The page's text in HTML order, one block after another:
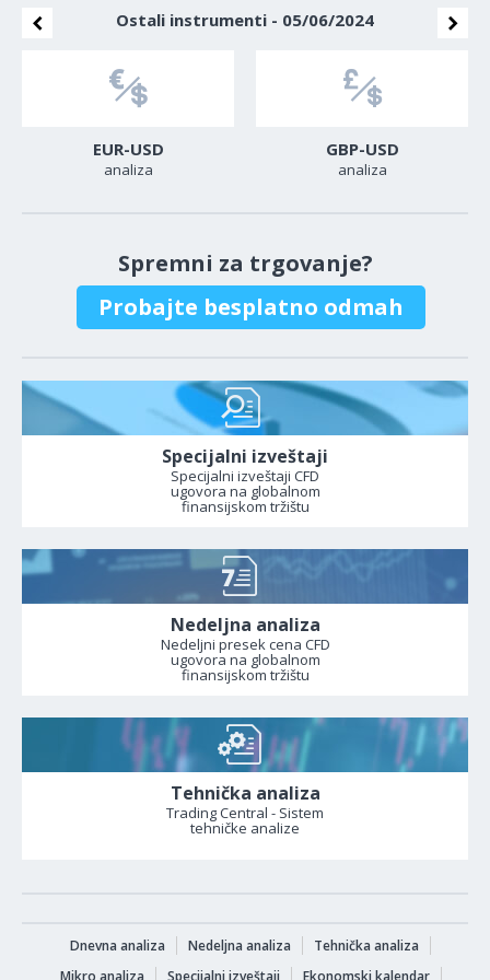
Ostali instrumenti - 05/06/2024
EUR-USD
analiza
GBP-USD
analiza
Spremni za trgovanje?
Probajte besplatno odmah
Specijalni izveštaji
Specijalni izveštaji CFD
ugovora na globalnom
finansijskom tržištu
Nedeljna analiza
Nedeljni presek cena CFD
ugovora na globalnom
finansijskom tržištu
Tehnička analiza
Trading Central - Sistem
tehničke analize
Dnevna analiza Nedeljna analiza
Tehnička analiza
Mikro analiza
Specijalni izveštaji Ekonomski kalendar